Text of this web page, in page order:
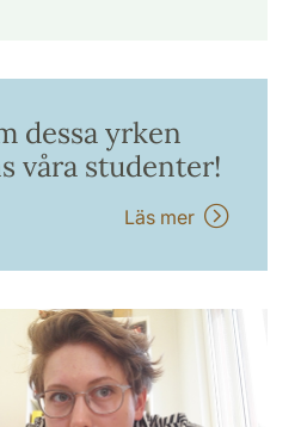
dessa yrken
våra studenter!
Läs mer